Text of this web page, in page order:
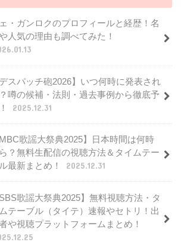
・ガンロクのプロフィールと経歴！名
人気の理由も調べてみた！
デスパッチ砲2026】いつ何時に発表され
噂の候補・法則・過去事例から徹底予
2025.12.31
MBC歌謡大祭典2025】日本時間は何時
？無料生配信の視聴方法＆タイムテー
最新まとめ！
2025.12.31
SBS歌謡大祭典2025】無料視聴方法・タ
テーブル（タイテ）速報やセトリ！出
や視聴プラットフォームまとめ！